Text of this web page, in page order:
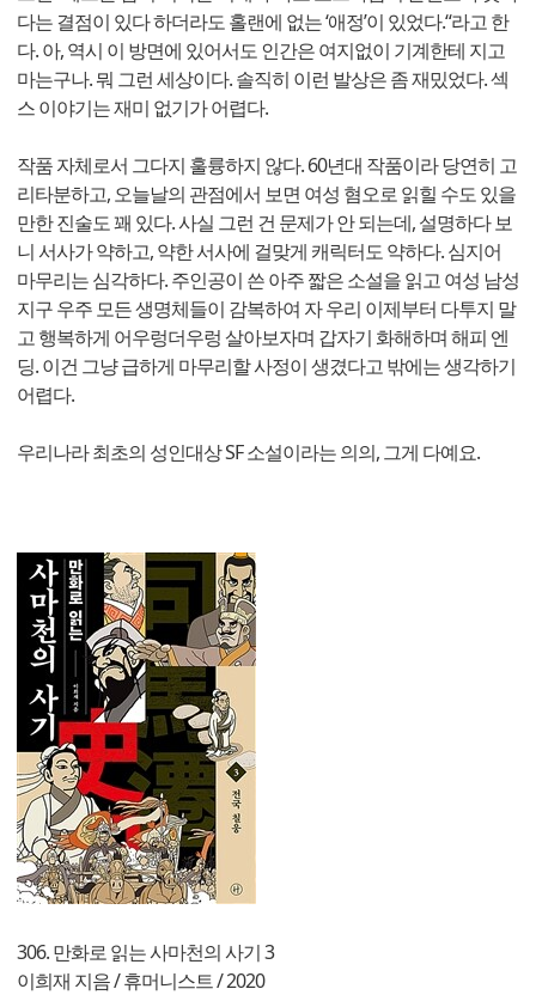
다는 결점이 있다 하더라도 홀랜에 없는 ‘애정’이 있었다.“라고 한
다. 아, 역시 이 방면에 있어서도 인간은 여지없이 기계한테 지고
마는구나. 뭐 그런 세상이다. 솔직히 이런 발상은 좀 재밌었다. 섹
스 이야기는 재미 없기가 어렵다.
작품 자체로서 그다지 훌륭하지 않다. 60년대 작품이라 당연히 고
리타분하고, 오늘날의 관점에서 보면 여성 혐오로 읽힐 수도 있을
만한 진술도 꽤 있다. 사실 그런 건 문제가 안 되는데, 설명하다 보
니 서사가 약하고, 약한 서사에 걸맞게 캐릭터도 약하다. 심지어
마무리는 심각하다. 주인공이 쓴 아주 짧은 소설을 읽고 여성 남성
지구 우주 모든 생명체들이 감복하여 자 우리 이제부터 다투지 말
고 행복하게 어우렁더우렁 살아보자며 갑자기 화해하며 해피 엔
딩. 이건 그냥 급하게 마무리할 사정이 생겼다고 밖에는 생각하기
어렵다.
우리나라 최초의 성인대상 SF 소설이라는 의의, 그게 다예요.
306. 만화로 읽는 사마천의 사기 3
이희재 지음 / 휴머니스트 / 2020